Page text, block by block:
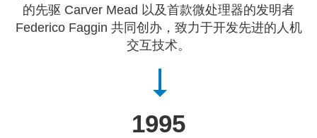
的先驱 Carver Mead 以及首款微处理器的发明者
Federico Faggin 共同创办，致力于开发先进的人机
交互技术。
1995